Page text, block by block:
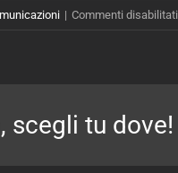
| Commenti disabilitati
scegli tu dove!